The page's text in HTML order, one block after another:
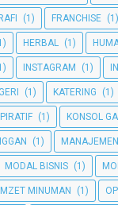
(1) FRANCHISE (1)
HERBAL (1)
INSTAGRAM (1)
(1) KATERING (1)
(1) KONSOL
(1)
MODAL BISNIS (1)
MINUMAN (1)